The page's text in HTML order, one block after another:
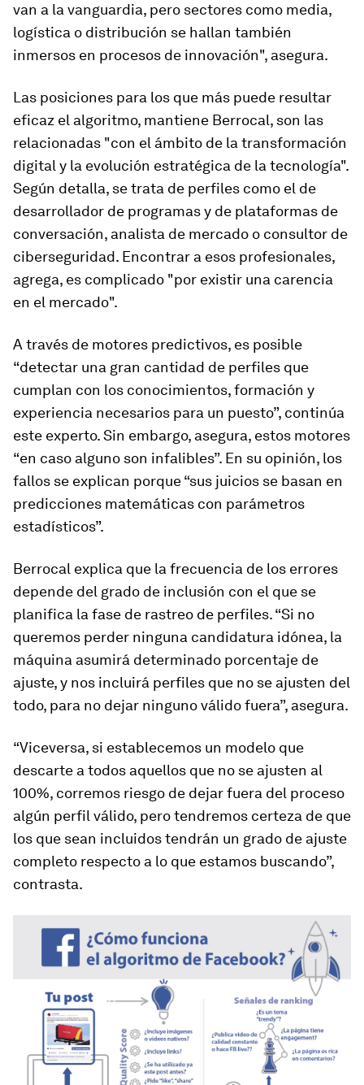
van a la vanguardia, pero sectores como media,
logística o distribución se hallan también
inmersos en procesos de innovación", asegura.
Las posiciones para los que más puede resultar
eficaz el algoritmo, mantiene Berrocal, son las
relacionadas "con el ámbito de la transformación
digital y la evolución estratégica de la tecnología".
Según detalla, se trata de perfiles como el de
desarrollador de programas y de plataformas de
conversación, analista de mercado o consultor de
ciberseguridad. Encontrar a esos profesionales,
agrega, es complicado "por existir una carencia
en el mercado".
A través de motores predictivos, es posible
“detectar una gran cantidad de perfiles que
cumplan con los conocimientos, formación y
experiencia necesarios para un puesto”, continúa
este experto. Sin embargo, asegura, estos motores
“en caso alguno son infalibles”. En su opinión, los
fallos se explican porque “sus juicios se basan en
predicciones matemáticas con parámetros
estadísticos”.
Berrocal explica que la frecuencia de los errores
depende del grado de inclusión con el que se
planifica la fase de rastreo de perfiles. “Si no
queremos perder ninguna candidatura idónea, la
máquina asumirá determinado porcentaje de
ajuste, y nos incluirá perfiles que no se ajusten del
todo, para no dejar ninguno válido fuera”, asegura.
“Viceversa, si establecemos un modelo que
descarte a todos aquellos que no se ajusten al
100%, corremos riesgo de dejar fuera del proceso
algún perfil válido, pero tendremos certeza de que
los que sean incluidos tendrán un grado de ajuste
completo respecto a lo que estamos buscando”,
contrasta.